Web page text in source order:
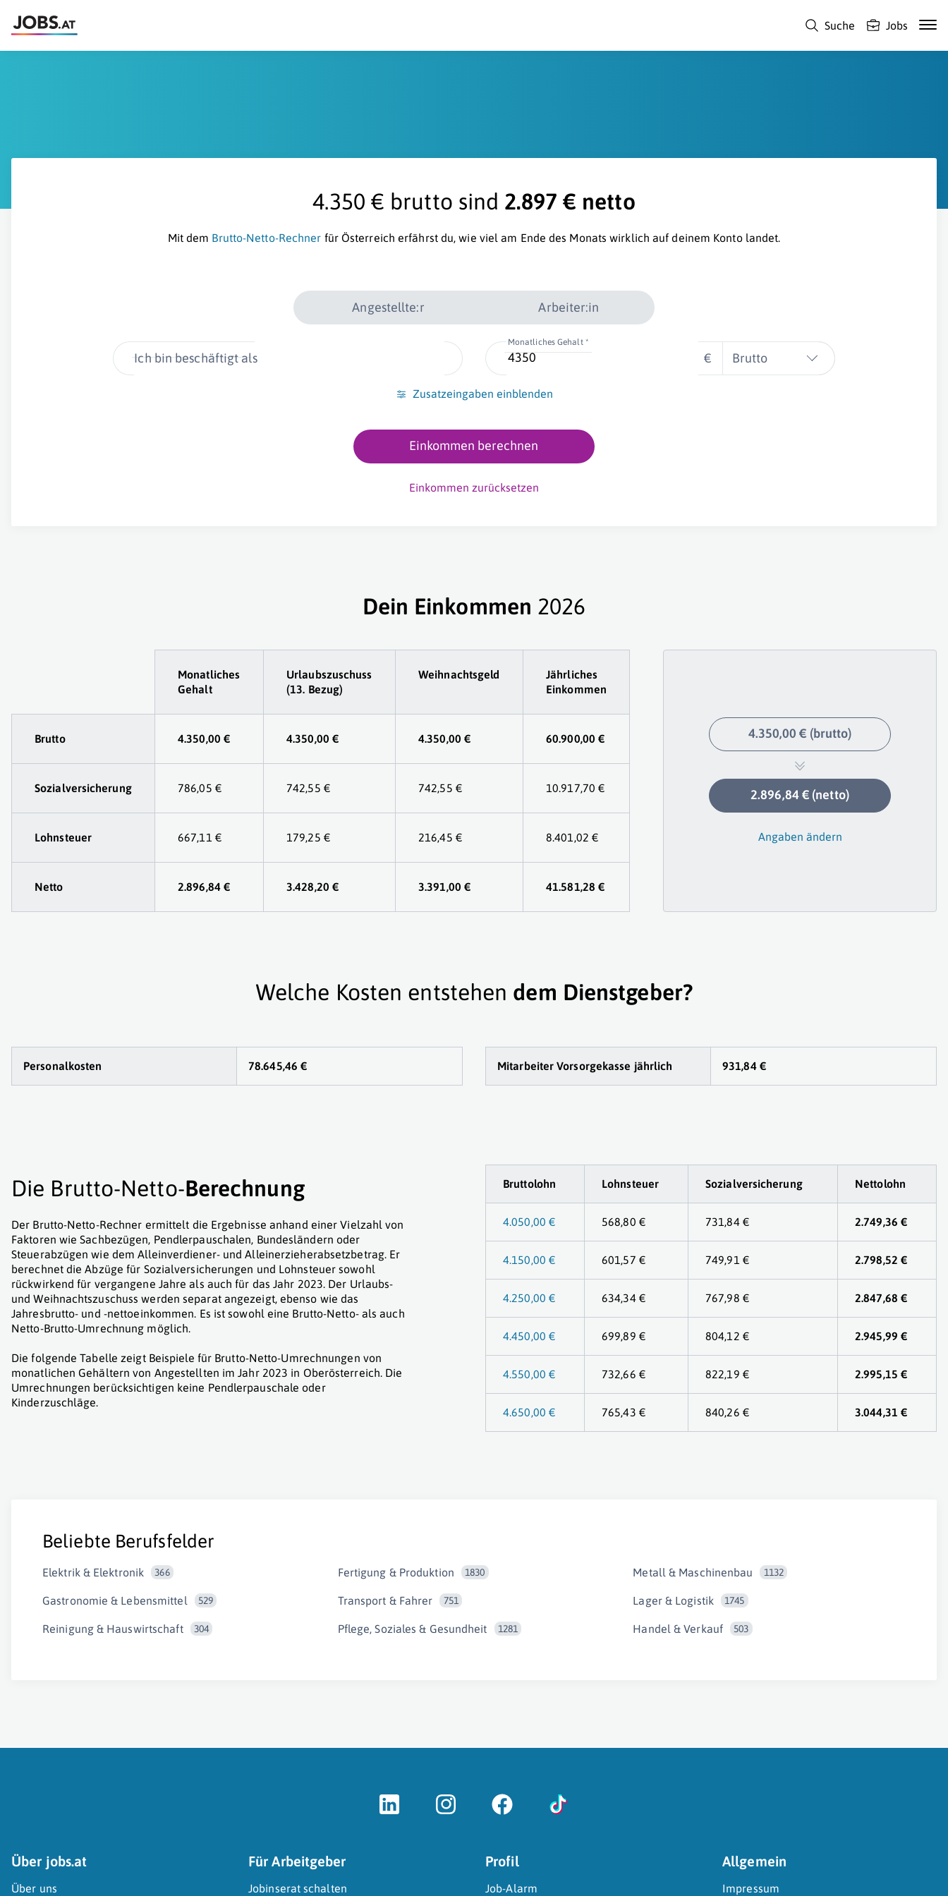
Suche Jobs
4.350 € brutto sind 2.897 € netto
Mit dem Brutto-Netto-Rechner für Österreich erfährst du, wie viel am Ende des Monats wirklich auf deinem Konto landet.
Angestellte:r Arbeiter:in
Ich bin beschäftigt als
Monatliches Gehalt *
€ Brutto
Zusatzeingaben einblenden
Einkommen berechnen
Einkommen zurücksetzen
Dein Einkommen 2026
4.350,00 € (brutto)
2.896,84 € (netto)
Angaben ändern
Monatliches
Gehalt
Urlaubszuschuss
(13. Bezug)
Weihnachtsgeld
Jährliches
Einkommen
Brutto 4.350,00 € 4.350,00 € 4.350,00 € 60.900,00 €
Sozialversicherung 786,05 € 742,55 € 742,55 € 10.917,70 €
Lohnsteuer 667,11 € 179,25 € 216,45 € 8.401,02 €
Netto 2.896,84 € 3.428,20 € 3.391,00 € 41.581,28 €
Welche Kosten entstehen dem Dienstgeber?
Personalkosten 78.645,46 € Mitarbeiter Vorsorgekasse jährlich 931,84 €
Die Brutto-Netto-Berechnung
Der Brutto-Netto-Rechner ermittelt die Ergebnisse anhand einer Vielzahl von
Faktoren wie Sachbezügen, Pendlerpauschalen, Bundesländern oder
Steuerabzügen wie dem Alleinverdiener- und Alleinerzieherabsetzbetrag. Er
berechnet die Abzüge für Sozialversicherungen und Lohnsteuer sowohl
rückwirkend für vergangene Jahre als auch für das Jahr 2023. Der Urlaubs-
und Weihnachtszuschuss werden separat angezeigt, ebenso wie das
Jahresbrutto- und -nettoeinkommen. Es ist sowohl eine Brutto-Netto- als auch
Netto-Brutto-Umrechnung möglich.
Die folgende Tabelle zeigt Beispiele für Brutto-Netto-Umrechnungen von
monatlichen Gehältern von Angestellten im Jahr 2023 in Oberösterreich. Die
Umrechnungen berücksichtigen keine Pendlerpauschale oder
Kinderzuschläge.
Bruttolohn Lohnsteuer Sozialversicherung Nettolohn
4.050,00 € 568,80 € 731,84 € 2.749,36 €
4.150,00 € 601,57 € 749,91 € 2.798,52 €
4.250,00 € 634,34 € 767,98 € 2.847,68 €
4.450,00 € 699,89 € 804,12 € 2.945,99 €
4.550,00 € 732,66 € 822,19 € 2.995,15 €
4.650,00 € 765,43 € 840,26 € 3.044,31 €
Beliebte Berufsfelder
Elektrik & Elektronik 366
Gastronomie & Lebensmittel 529
Reinigung & Hauswirtschaft 304
Fertigung & Produktion 1830
Transport & Fahrer 751
Pflege, Soziales & Gesundheit 1281
Metall & Maschinenbau 1132
Lager & Logistik 1745
Handel & Verkauf 503
Über jobs.at
Über uns
Für Arbeitgeber
Jobinserat schalten
Profil
Job-Alarm
Allgemein
Impressum